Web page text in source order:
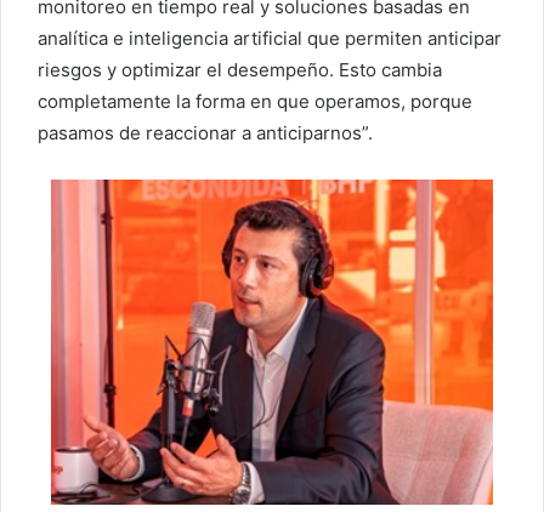
monitoreo en tiempo real y soluciones basadas en
analítica e inteligencia artificial que permiten anticipar
riesgos y optimizar el desempeño. Esto cambia
completamente la forma en que operamos, porque
pasamos de reaccionar a anticiparnos”.